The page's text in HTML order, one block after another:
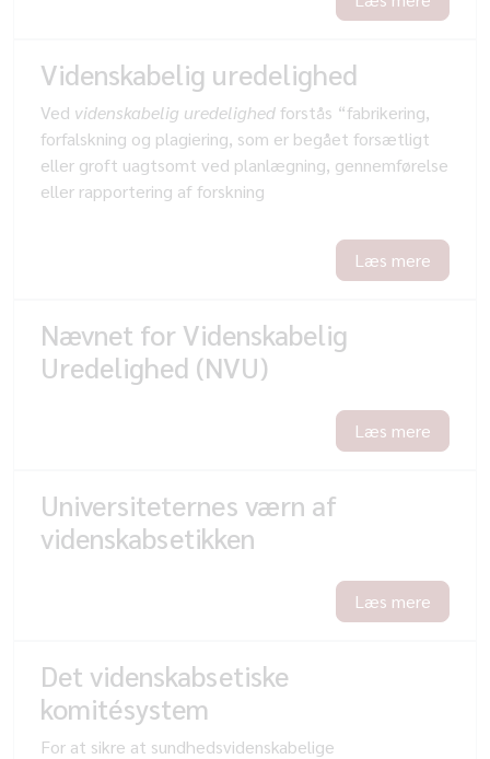
Videnskabelig uredelighed
Ved videnskabelig uredelighedforstås “fabrikering,
forfalskning og plagiering, som er begået forsætligt
eller groft uagtsomt ved planlægning, gennemførelse
eller rapportering af forskning
Læs mere
Nævnet for Videnskabelig
Uredelighed (NVU)
Læs mere
Universiteternes værn af
videnskabsetikken
Læs mere
Det videnskabsetiske
komitésystem
For at sikre at sundhedsvidenskabelige